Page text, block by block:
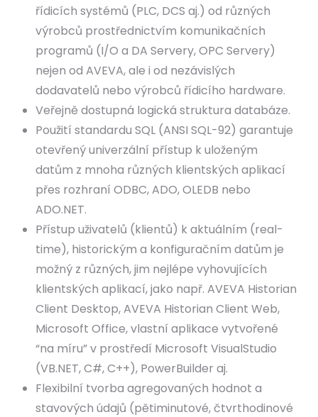
řídicích systémů (PLC, DCS aj.) od různých
výrobců prostřednictvím komunikačních
programů (I/O a DA Servery, OPC Servery)
nejen od AVEVA, ale i od nezávislých
dodavatelů nebo výrobců řídicího hardware.
Veřejně dostupná logická struktura databáze.
Použití standardu SQL (ANSI SQL-92) garantuje
otevřený univerzální přístup k uloženým
datům z mnoha různých klientských aplikací
přes rozhraní ODBC, ADO, OLEDB nebo
ADO.NET.
Přístup uživatelů (klientů) k aktuálním (real-
time), historickým a konfiguračním datům je
možný z různých, jim nejlépe vyhovujících
klientských aplikací, jako např. AVEVA Historian
Client Desktop, AVEVA Historian Client Web,
Microsoft Office, vlastní aplikace vytvořené
“na míru” v prostředí Microsoft VisualStudio
(VB.NET, C#, C++), PowerBuilder aj.
Flexibilní tvorba agregovaných hodnot a
stavových údajů (pětiminutové, čtvrthodinové